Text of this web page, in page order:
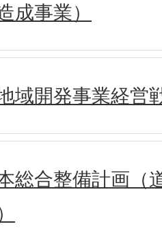
成事業）
域開発事業経営
総合整備計画（